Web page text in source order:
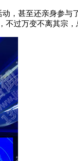
，甚至还亲身参
过万变不离其宗